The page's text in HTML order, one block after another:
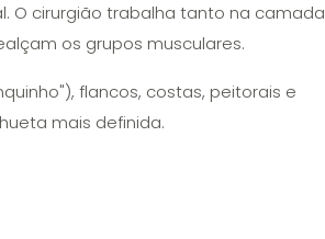
O cirurgião trabalha tanto na camada
os grupos musculares.
flancos, costas, peitorais e
mais definida.